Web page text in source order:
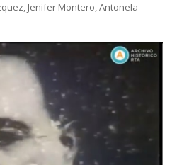
Jenifer Montero, Antonela